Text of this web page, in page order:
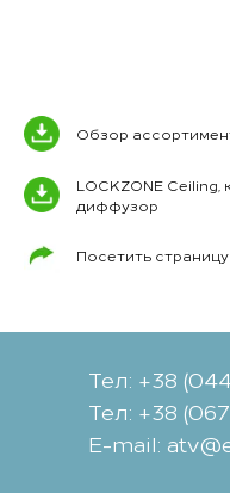
Обзор
LOCKZONE
диффузор
Посетить
Тел: +38
Тел: +38
Е-mail: